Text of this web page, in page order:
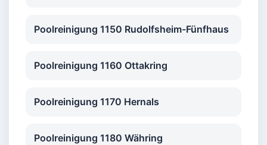
Poolreinigung 1150 Rudolfsheim-Fünfhaus
Poolreinigung 1160 Ottakring
Poolreinigung 1170 Hernals
Poolreinigung 1180 Währing